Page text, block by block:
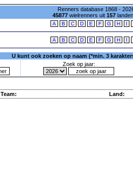
Renners database 1868 -
45877wielrenners uit 157
A B C D E F G H I
A B C D E F G H I
U kunt ook zoeken op naam (*min. 3
Zoek op jaar:
Team: Land: